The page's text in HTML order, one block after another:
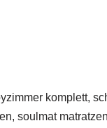
komplett,
soulmat